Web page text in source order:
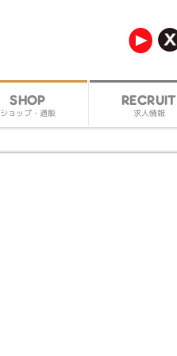
SHOP
ショップ・通販
RECRUIT
求人情報